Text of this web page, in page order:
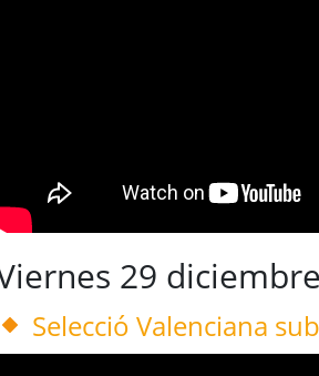
29 diciembre
Selecció Valenciana